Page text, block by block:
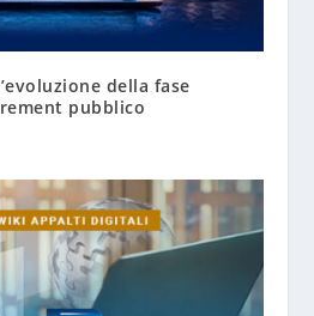
della fase
pubblico